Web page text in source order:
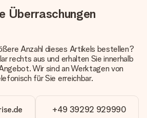
und bleibt es übersichtlich!
Qualität?
dass du mit deinem Geschenk
Deshalb ist es wichtig, qualitativ
Wenn du dir nicht sicher
Qualität aufweist, wende
und füge dein Foto
kann dann die Qualität für
Überraschungen
Anzahl dieses Artikels bestellen?
rechts aus und erhalten Sie innerhalb
Wir sind an Werktagen von
für Sie erreichbar.
+49 39292 929990